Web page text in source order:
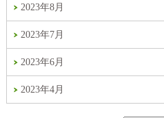
2023年8月
2023年7月
2023年6月
2023年4月